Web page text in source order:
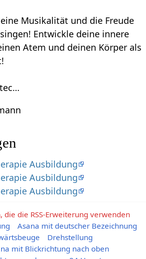
Musikalität und die Freude
Entwickle deine innere
Atem und deinen Körper als
Ausbildung
Ausbildung
Ausbildung
die die RSS-Erweiterung verwenden
Asana mit deutscher Bezeichnung
Drehstellung
mit Blickrichtung nach oben